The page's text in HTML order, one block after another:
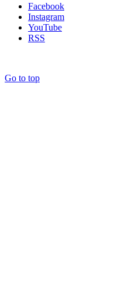
Facebook
Instagram
YouTube
RSS
Go to top